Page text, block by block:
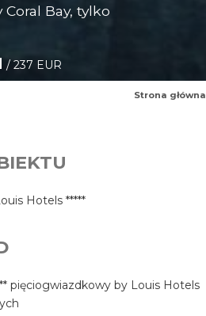
Bay, tylko
/ 237 EUR
Strona główna
Hotels *****
pięciogwiazdkowy by Louis Hotels